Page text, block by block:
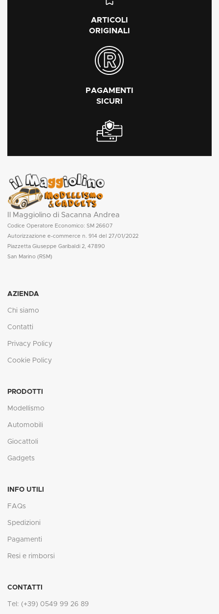
ARTICOLI
ORIGINALI
PAGAMENTI
SICURI
Il Maggiolino di Sacanna Andrea
Codice Operatore Economico: SM 26607
Autorizzazione e-commerce n. 914 del 27/01/2022
Piazzetta Giuseppe Garibaldi 2, 47890
San Marino (RSM)
AZIENDA
Chi siamo
Contatti
Privacy Policy
Cookie Policy
PRODOTTI
Modellismo
Automobili
Giocattoli
Gadgets
INFO UTILI
FAQs
Spedizioni
Pagamenti
Resi e rimborsi
CONTATTI
Tel: (+39) 0549 99 26 89